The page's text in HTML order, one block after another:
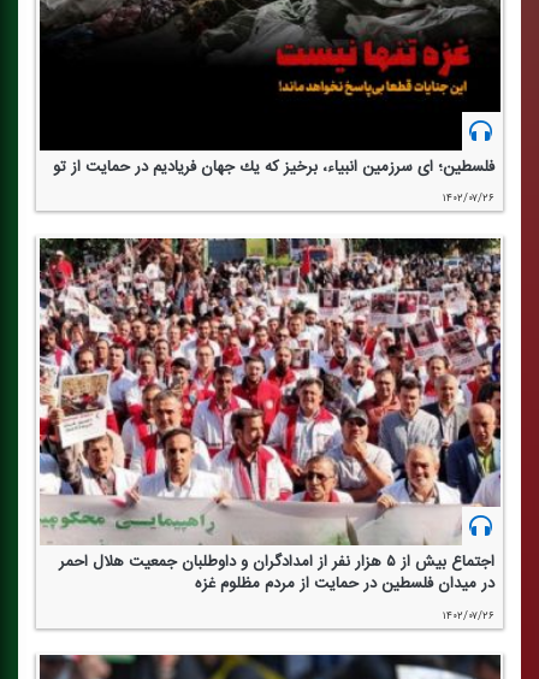
فلسطین؛ ای سرزمین انبیاء، برخیز كه یك جهان فریادیم در حمایت از تو
۱۴۰۲/۰۷/۲۶
اجتماع بیش از ۵ هزار نفر از امدادگران و داوطلبان جمعیت هلال احمر
در میدان فلسطین در حمایت از مردم مظلوم غزه
۱۴۰۲/۰۷/۲۶